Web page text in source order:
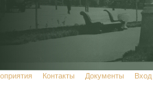
Контакты Документы Вход